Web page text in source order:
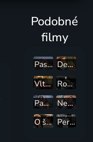
Podobné
filmy
Pastýřská pohádka
Deváté srdce
Vltavská víla
Rozsudky soudce Ooky
Panenka z vltavské tůně
Nezbedná pohádka
O štěstí a kráse
Perly a růže